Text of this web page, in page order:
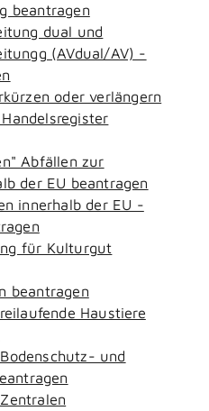
beantragen
dual und
(AVdual/AV) -
oder verlängern
Abfällen zur
der EU beantragen
innerhalb der EU -
für Kulturgut
beantragen
Haustiere
und